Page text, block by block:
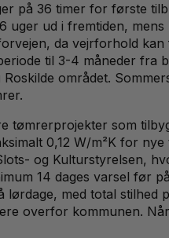
på 36 timer for første
ud i fremtiden,
da vejrforhold
til 3-4 måneder fra
området.
tømrerprojekter som
0,12 W/m²K for
og Kulturstyrelsen,
14 dages varsel før
lørdage, med total
overfor kommunen.